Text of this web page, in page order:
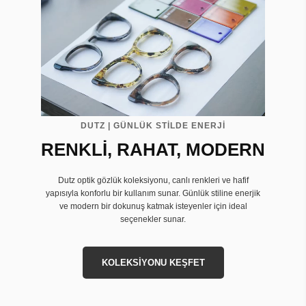
DUTZ | GÜNLÜK STİLDE ENERJİ
RENKLİ, RAHAT, MODERN
Dutz optik gözlük koleksiyonu, canlı renkleri ve hafif
yapısıyla konforlu bir kullanım sunar. Günlük stiline enerjik
ve modern bir dokunuş katmak isteyenler için ideal
seçenekler sunar.
KOLEKSİYONU KEŞFET